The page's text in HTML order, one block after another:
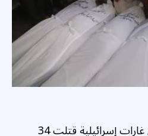
قال مسؤولون في غزة ، إن غارات إسرائيلية قتلت 34